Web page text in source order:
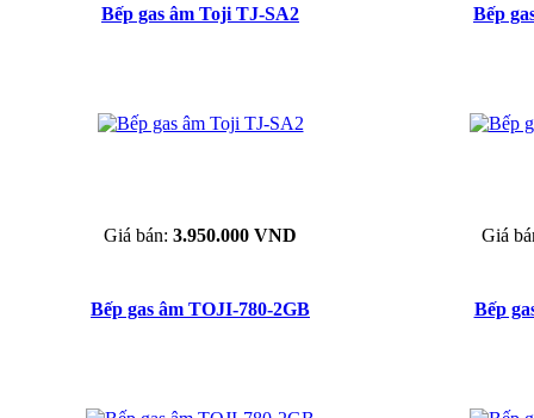
Bếp gas âm Toji TJ-SA2
Giá bán: 3.950.000 VND
Bếp
Giá
Bếp gas âm TOJI-780-2GB Bếp